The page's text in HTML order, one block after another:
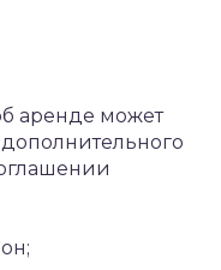
аренде может